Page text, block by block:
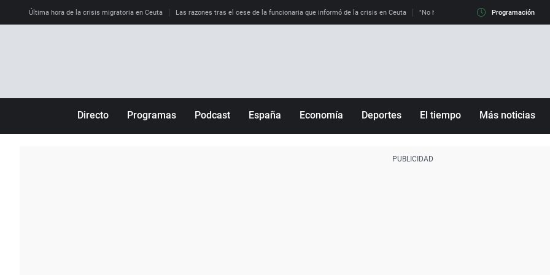
Última hora de la crisis migratoria en Ceuta Las razones tras el cese de la funcionaria que informó de la crisis en Ceuta "No hay mafias, que no nos engañen":
Programación
Directo Programas Podcast España Economía Deportes El tiempo Más noticias